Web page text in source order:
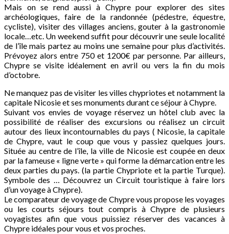
Mais on se rend aussi à Chypre pour explorer des sites
archéologiques, faire de la randonnée (pédestre, équestre,
cycliste), visiter des villages anciens, gouter à la gastronomie
locale…etc. Un weekend suffit pour découvrir une seule localité
de l’île mais partez au moins une semaine pour plus d’activités.
Prévoyez alors entre 750 et 1200€ par personne. Par ailleurs,
Chypre se visite idéalement en avril ou vers la fin du mois
d’octobre.
Ne manquez pas de visiter les villes chypriotes et notamment la
capitale Nicosie et ses monuments durant ce séjour à Chypre.
Suivant vos envies de voyage réservez un hôtel club avec la
possibilité de réaliser des excursions ou réalisez un circuit
autour des lieux incontournables du pays ( Nicosie, la capitale
de Chypre, vaut le coup que vous y passiez quelques jours.
Située au centre de l’île, la ville de Nicosie est coupée en deux
par la fameuse « ligne verte » qui forme la démarcation entre les
deux parties du pays. (la partie Chypriote et la partie Turque).
Symbole des … Découvrez un Circuit touristique à faire lors
d’un voyage à Chypre).
Le comparateur de voyage de Chypre vous propose les voyages
ou les courts séjours tout compris à Chypre de plusieurs
voyagistes afin que vous puissiez réserver des vacances à
Chypre idéales pour vous et vos proches.